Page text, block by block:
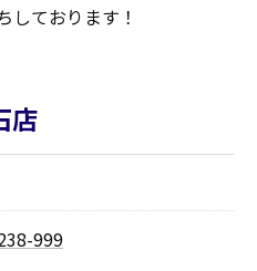
しております！
店
999